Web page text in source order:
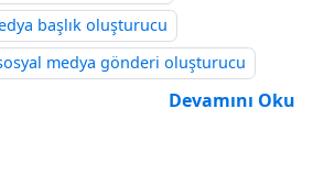
başlık oluşturucu
medya gönderi oluşturucu
Devamını Oku